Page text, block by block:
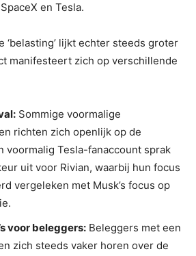
en Tesla.
‘belasting’ lijkt echter steeds groter
manifesteert zich op verschillende
Sommige voormalige
richten zich openlijk op de
voormalig Tesla-fanaccount sprak
uit voor Rivian, waarbij hun focus
vergeleken met Musk’s focus op
voor beleggers: Beleggers met een
zich steeds vaker horen over de